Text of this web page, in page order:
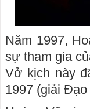
Năm 1997,
sự tham gia
Vở kịch này
1997 (giải